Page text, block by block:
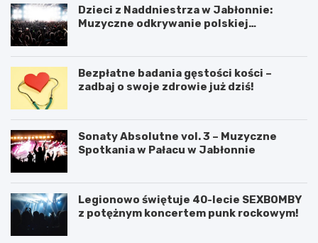
Dzieci z Naddniestrza w Jabłonnie:
Muzyczne odkrywanie polskiej
Bezpłatne badania gęstości kości –
zadbaj o swoje zdrowie już dziś!
Sonaty Absolutne vol. 3 – Muzyczne
Spotkania w Pałacu w Jabłonnie
Legionowo świętuje 40-lecie SEXBOMBY
z potężnym koncertem punk rockowym!